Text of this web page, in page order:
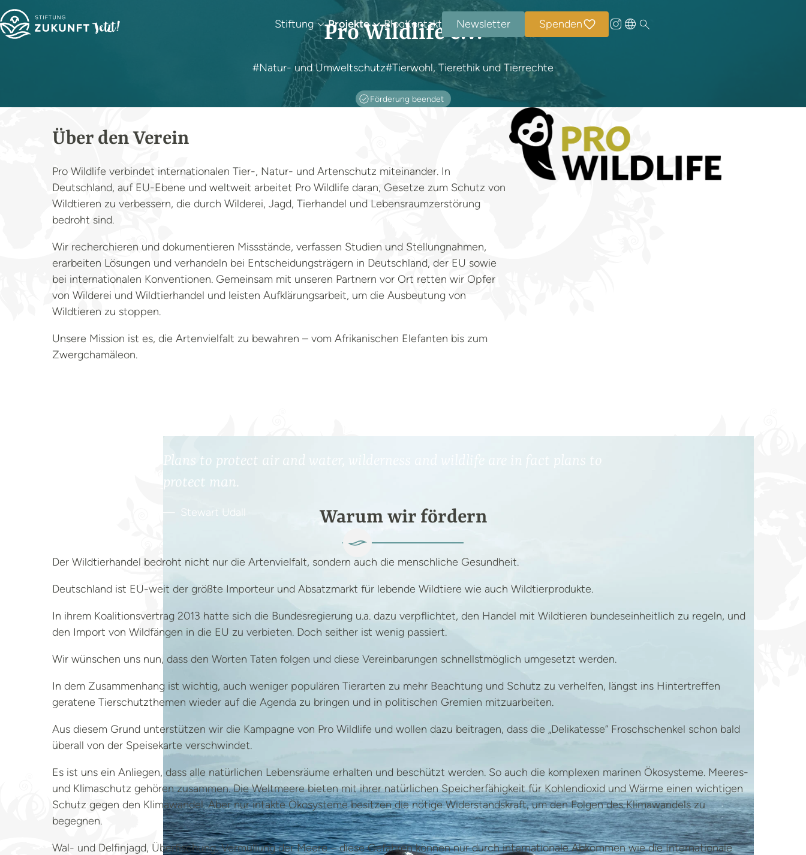
Stiftung Projekte BlogKontakt Newsletter Spenden
Pro Wildlife e.V.
#Natur- und Umweltschutz#Tierwohl, Tierethik und Tierrechte
Förderung beendet
Über den Verein
Pro Wildlife verbindet internationalen Tier-, Natur- und Artenschutz miteinander. In
Deutschland, auf EU-Ebene und weltweit arbeitet Pro Wildlife daran, Gesetze zum Schutz von
Wildtieren zu verbessern, die durch Wilderei, Jagd, Tierhandel und Lebensraumzerstörung
bedroht sind.
Wir recherchieren und dokumentieren Missstände, verfassen Studien und Stellungnahmen,
erarbeiten Lösungen und verhandeln bei Entscheidungsträgern in Deutschland, der EU sowie
bei internationalen Konventionen. Gemeinsam mit unseren Partnern vor Ort retten wir Opfer
von Wilderei und Wildtierhandel und leisten Aufklärungsarbeit, um die Ausbeutung von
Wildtieren zu stoppen.
Unsere Mission ist es, die Artenvielfalt zu bewahren – vom Afrikanischen Elefanten bis zum
Zwergchamäleon.
Plans to protect air and water, wilderness and wildlife are in fact plans to
protect man.
Stewart Udall Warum wir fördern
Der Wildtierhandel bedroht nicht nur die Artenvielfalt, sondern auch die menschliche Gesundheit.
Deutschland ist EU-weit der größte Importeur und Absatzmarkt für lebende Wildtiere wie auch Wildtierprodukte.
In ihrem Koalitionsvertrag 2013 hatte sich die Bundesregierung u.a. dazu verpflichtet, den Handel mit Wildtieren bundeseinheitlich zu regeln, und
den Import von Wildfängen in die EU zu verbieten. Doch seither ist wenig passiert.
Wir wünschen uns nun, dass den Worten Taten folgen und diese Vereinbarungen schnellstmöglich umgesetzt werden.
In dem Zusammenhang ist wichtig, auch weniger populären Tierarten zu mehr Beachtung und Schutz zu verhelfen, längst ins Hintertreffen
geratene Tierschutzthemen wieder auf die Agenda zu bringen und in politischen Gremien mitzuarbeiten.
Aus diesem Grund unterstützen wir die Kampagne von Pro Wildlife und wollen dazu beitragen, dass die „Delikatesse“ Froschschenkel schon bald
überall von der Speisekarte verschwindet.
Es ist uns ein Anliegen, dass alle natürlichen Lebensräume erhalten und beschützt werden. So auch die komplexen marinen Ökosysteme. Meeres-
und Klimaschutz gehören zusammen. Die Weltmeere bieten mit ihrer natürlichen Speicherfähigkeit für Kohlendioxid und Wärme einen wichtigen
Schutz gegen den Klimawandel. Aber nur intakte Ökosysteme besitzen die nötige Widerstandskraft, um den Folgen des Klimawandels zu
begegnen.
Wal- und Delfinjagd, Überfischung, Vermüllung der Meere – diese Gefahren können nur durch internationale Abkommen wie die Internationale